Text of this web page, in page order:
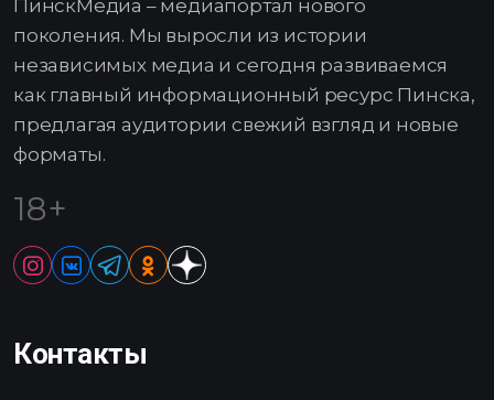
ПинскМедиа – медиапортал нового
поколения. Мы выросли из истории
независимых медиа и сегодня развиваемся
как главный информационный ресурс Пинска,
предлагая аудитории свежий взгляд и новые
форматы.
18+
Контакты